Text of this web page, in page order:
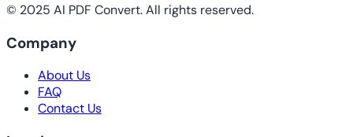
© 2025 AI PDF Convert. All rights reserved.
Company
About Us
FAQ
Contact Us